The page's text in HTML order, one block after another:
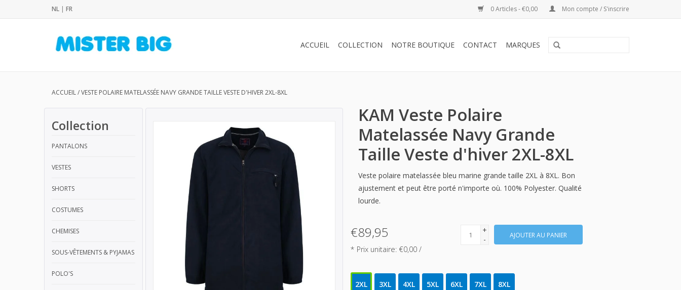
NL | FR 0 Articles - €0,00 Mon compte / S'inscrire
ACCUEIL COLLECTION NOTRE BOUTIQUE CONTACT MARQUES
ACCUEIL/VESTE POLAIRE MATELASSÉE NAVY GRANDE TAILLE VESTE D'HIVER 2XL-8XL
Collection
PANTALONS
VESTES
SHORTS
COSTUMES
CHEMISES
SOUS-VÊTEMENTS & PYJAMAS
POLO'S
KAM Veste Polaire
Matelassée Navy Grande
Taille Veste d'hiver 2XL-8XL
Veste polaire matelassée bleu marine grande taille 2XL à 8XL. Bon
ajustement et peut être porté n'importe où. 100% Polyester. Qualité
lourde.
€89,95
* Prix unitaire: €0,00 /
+
-
AJOUTER AU PANIER
2XL 3XL 4XL 5XL 6XL 7XL 8XL